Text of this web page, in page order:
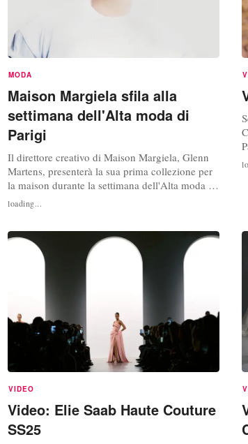
MODA
Maison Margiela sfila alla
settimana dell'Alta moda di
Parigi
Il direttore creativo di Maison Margiela, Glenn
Martens, presenterà la sua prima collezione per
la maison durante la settimana dell'Alta moda di
Parigi autunno inverno 2025, in agenda dal 7 al
10 luglio. "Questo segna l'inizio di un nuovo
nei nostri valori creativi fondamentali e
plasmato...
loading...
VIDEO
Video: Elie Saab Haute Couture
SS25